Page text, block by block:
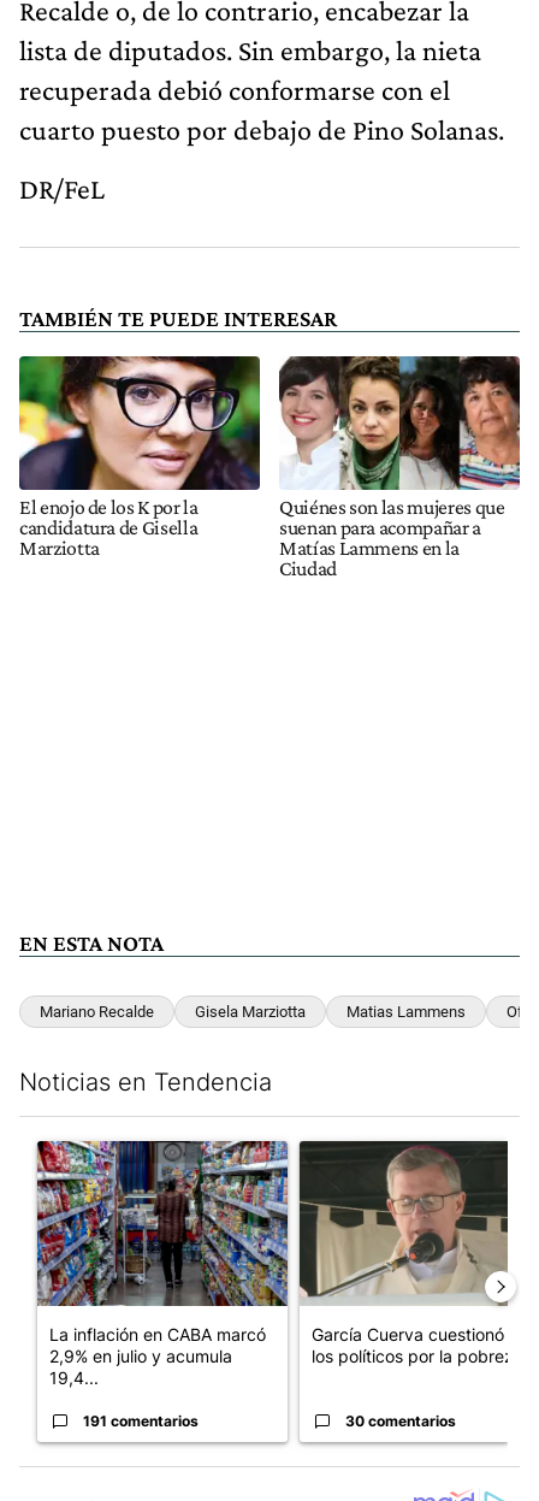
Recalde o, de lo contrario, encabezar la
lista de diputados. Sin embargo, la nieta
recuperada debió conformarse con el
cuarto puesto por debajo de Pino Solanas.
DR/FeL
TAMBIÉN TE PUEDE INTERESAR
El enojo de los K por la
candidatura de Gisella
Marziotta
Quiénes son las mujeres que
suenan para acompañar a
Matías Lammens en la
Ciudad
EN ESTA NOTA
Mariano Recalde Gisela Marziotta Matias Lammens
Noticias en Tendencia
Un artículo de tendencia con el título "La inflación en CABA
La inflación en CABA marcó
2,9% en julio y acumula
19,4...
191 comentarios
Un artículo de tendencia con
García Cuerva cuestionó a
los políticos por la pobreza
30 comentarios